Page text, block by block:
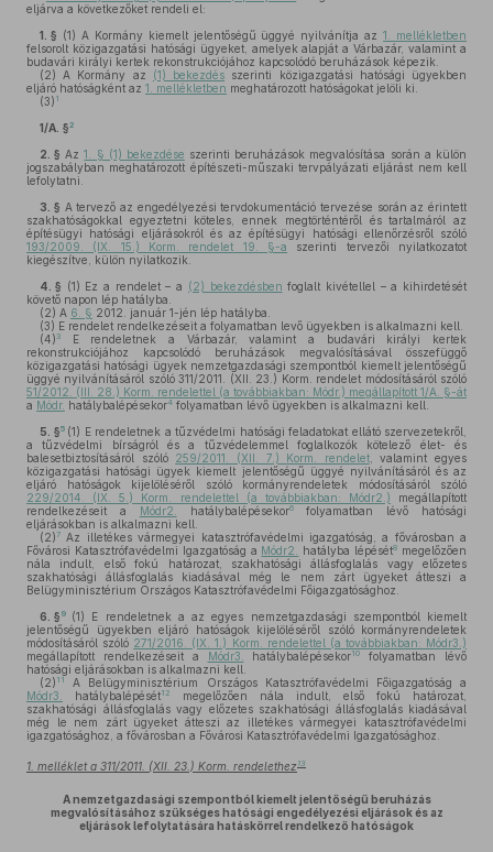
eljárva a következőket rendeli el:
1. § (1) A Kormány kiemelt jelentőségű üggyé nyilvánítja az1. mellékletben
felsorolt közigazgatási hatósági ügyeket, amelyek alapját a Várbazár, valamint a
budavári királyi kertek rekonstrukciójához kapcsolódó beruházások képezik.
(2) A Kormány az (1) bekezdés szerinti közigazgatási hatósági ügyekben
eljáró hatóságként az 1. mellékletben meghatározott hatóságokat jelöli ki.
(3) 1
1/A. §2
2. § Az1. § (1) bekezdése szerinti beruházások megvalósítása során a külön
jogszabályban meghatározott építészeti-műszaki tervpályázati eljárást nem kell
lefolytatni.
3. § A tervező az engedélyezési tervdokumentáció tervezése során az érintett
szakhatóságokkal egyeztetni köteles, ennek megtörténtéről és tartalmáról az
építésügyi hatósági eljárásokról és az építésügyi hatósági ellenőrzésről szóló
193/2009. (IX. 15.) Korm. rendelet 19. §-a szerinti tervezői nyilatkozatot
kiegészítve, külön nyilatkozik.
4. § (1) Ez a rendelet – a (2) bekezdésben foglalt kivétellel – a kihirdetését
követő napon lép hatályba.
(2) A 6. § 2012. január 1-jén lép hatályba.
(3) E rendelet rendelkezéseit a folyamatban levő ügyekben is alkalmazni kell.
(4) 3
E rendeletnek a Várbazár, valamint a budavári királyi kertek
rekonstrukciójához kapcsolódó beruházások megvalósításával összefüggő
közigazgatási hatósági ügyek nemzetgazdasági szempontból kiemelt jelentőségű
üggyé nyilvánításáról szóló 311/2011. (XII. 23.) Korm. rendelet módosításáról szóló
51/2012. (III. 28.) Korm. rendelettel (a továbbiakban: Módr.) megállapított 1/A. §-át
a Módr. hatálybalépésekor4 folyamatban lévő ügyekben is alkalmazni kell.
5. §5 (1) E rendeletnek a tűzvédelmi hatósági feladatokat ellátó szervezetekről,
a tűzvédelmi bírságról és a tűzvédelemmel foglalkozók kötelező élet- és
balesetbiztosításáról szóló 259/2011. (XII. 7.) Korm. rendelet, valamint egyes
közigazgatási hatósági ügyek kiemelt jelentőségű üggyé nyilvánításáról és az
eljáró hatóságok kijelöléséről szóló kormányrendeletek módosításáról szóló
229/2014. (IX. 5.) Korm. rendelettel (a továbbiakban: Módr2.) megállapított
rendelkezéseit a
Módr2. hatálybalépésekor6folyamatban lévő hatósági
eljárásokban is alkalmazni kell.
(2)7 Az illetékes vármegyei katasztrófavédelmi igazgatóság, a fővárosban a
Fővárosi Katasztrófavédelmi Igazgatóság a Módr2. hatályba lépését8 megelőzően
nála indult, első fokú határozat, szakhatósági állásfoglalás vagy előzetes
szakhatósági állásfoglalás kiadásával még le nem zárt ügyeket átteszi a
Belügyminisztérium Országos Katasztrófavédelmi Főigazgatósághoz.
6. § 9 (1)
E rendeletnek a az egyes nemzetgazdasági szempontból kiemelt
jelentőségű ügyekben eljáró hatóságok kijelöléséről szóló kormányrendeletek
módosításáról szóló 271/2016. (IX. 1.) Korm. rendelettel (a továbbiakban: Módr3.)
megállapított rendelkezéseit a
Módr3. hatálybalépésekor10
folyamatban lévő
hatósági eljárásokban is alkalmazni kell.
(2) 11
A Belügyminisztérium Országos Katasztrófavédelmi Főigazgatóság a
Módr3.
hatálybalépését12
megelőzően nála indult, első fokú határozat,
szakhatósági állásfoglalás vagy előzetes szakhatósági állásfoglalás kiadásával
még le nem zárt ügyeket átteszi az illetékes vármegyei katasztrófavédelmi
igazgatósághoz, a fővárosban a Fővárosi Katasztrófavédelmi Igazgatósághoz.
1. melléklet a 311/2011. (XII. 23.) Korm. rendelethez 13
A nemzetgazdasági szempontból kiemelt jelentőségű beruházás
megvalósításához szükséges hatósági engedélyezési eljárások és az
eljárások lefolytatására hatáskörrel rendelkező hatóságok